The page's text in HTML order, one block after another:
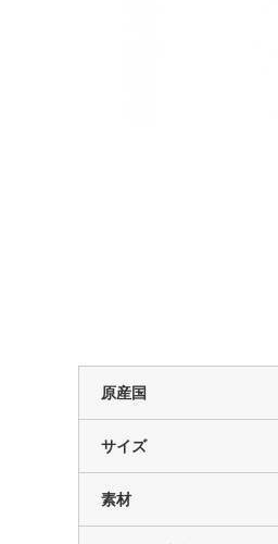
原産国
サイズ
素材